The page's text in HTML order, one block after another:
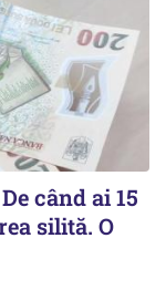
când ai 15
silită. O